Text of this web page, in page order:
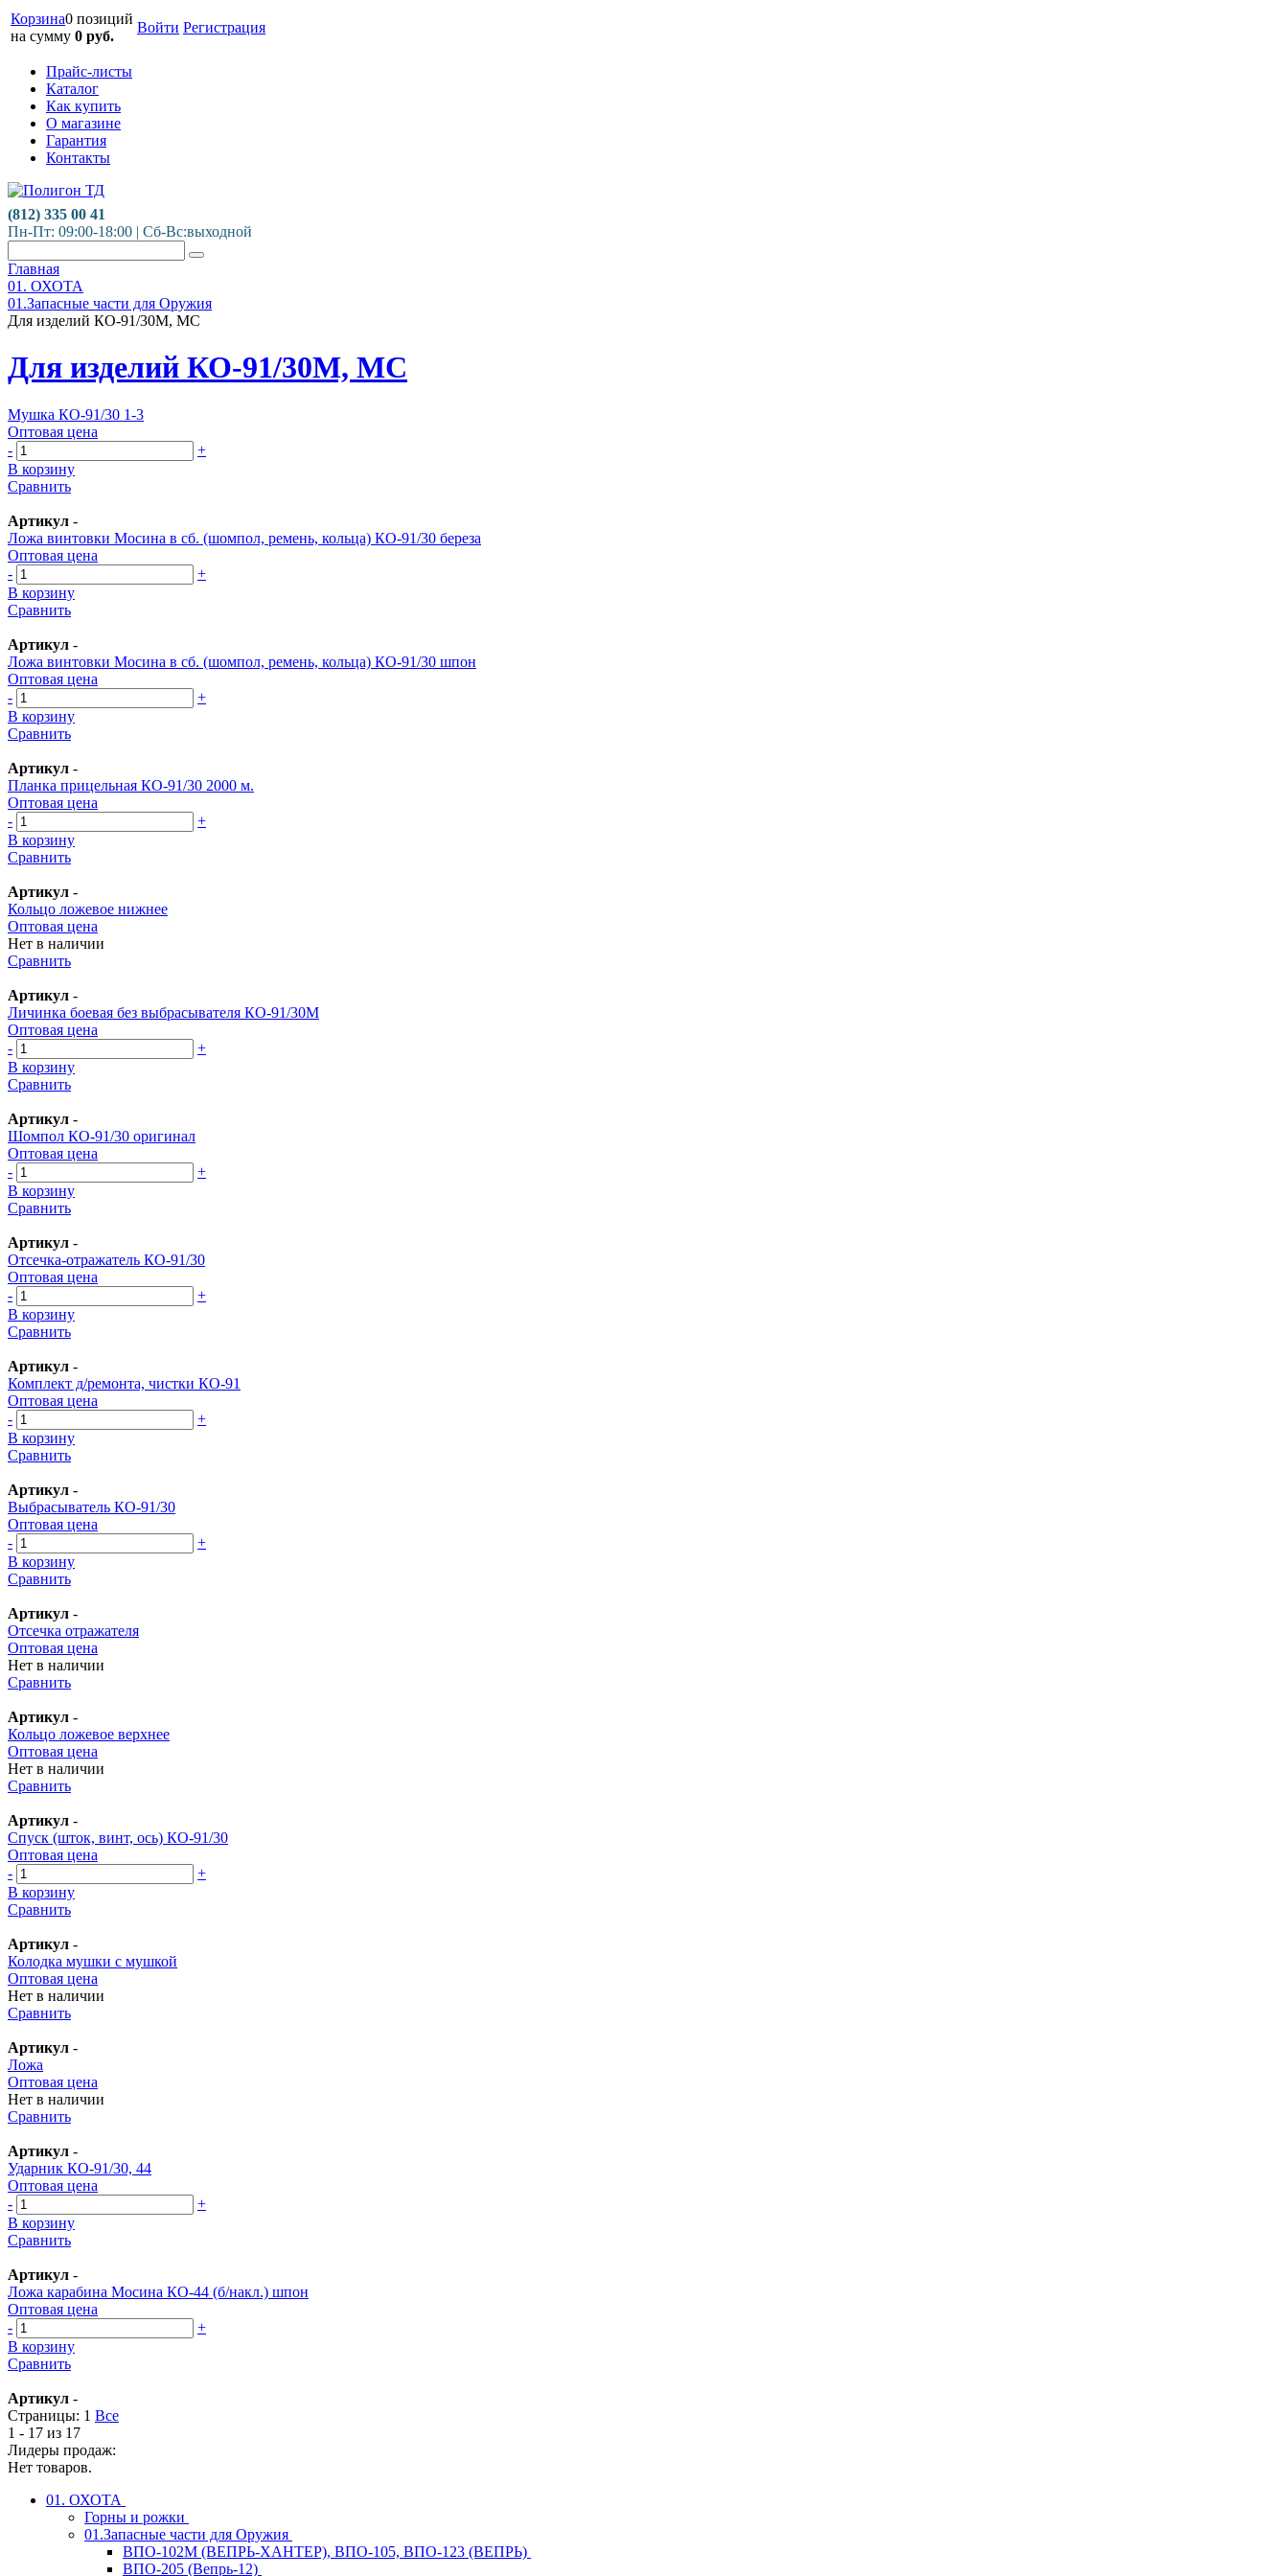
Корзина0 позиций
на сумму 0 руб.
Войти Регистрация
Прайс-листы
Каталог
Как купить
О магазине
Гарантия
Контакты
(812) 335 00 41
Пн-Пт: 09:00-18:00 | Сб-Вс:выходной
Главная
01. ОХОТА
01.Запасные части для Оружия
Для изделий КО-91/30М, МС
Для изделий КО-91/30М, МС
Мушка КО-91/30 1-3
Оптовая цена
-
+
В корзину
Сравнить
Артикул -
Ложа винтовки Мосина в сб. (шомпол, ремень, кольца) КО-91/30 береза
Оптовая цена
-
+
В корзину
Сравнить
Артикул -
Ложа винтовки Мосина в сб. (шомпол, ремень, кольца) КО-91/30 шпон
Оптовая цена
-
+
В корзину
Сравнить
Артикул -
Планка прицельная КО-91/30 2000 м.
Оптовая цена
-
+
В корзину
Сравнить
Артикул -
Кольцо ложевое нижнее
Оптовая цена
Нет в наличии
Сравнить
Артикул -
Личинка боевая без выбрасывателя КО-91/30М
Оптовая цена
-
+
В корзину
Сравнить
Артикул -
Шомпол КО-91/30 оригинал
Оптовая цена
-
+
В корзину
Сравнить
Артикул -
Отсечка-отражатель КО-91/30
Оптовая цена
-
+
В корзину
Сравнить
Артикул -
Комплект д/ремонта, чистки КО-91
Оптовая цена
-
+
В корзину
Сравнить
Артикул -
Выбрасыватель КО-91/30
Оптовая цена
-
+
В корзину
Сравнить
Артикул -
Отсечка отражателя
Оптовая цена
Нет в наличии
Сравнить
Артикул -
Кольцо ложевое верхнее
Оптовая цена
Нет в наличии
Сравнить
Артикул -
Спуск (шток, винт, ось) КО-91/30
Оптовая цена
-
+
В корзину
Сравнить
Артикул -
Колодка мушки с мушкой
Оптовая цена
Нет в наличии
Сравнить
Артикул -
Ложа
Оптовая цена
Нет в наличии
Сравнить
Артикул -
Ударник КО-91/30, 44
Оптовая цена
-
+
В корзину
Сравнить
Артикул -
Ложа карабина Мосина КО-44 (б/накл.) шпон
Оптовая цена
-
+
В корзину
Сравнить
Артикул -
Страницы: 1 Все
1 - 17 из 17
Лидеры продаж:
Нет товаров.
01. ОХОТА
Горны и рожки
01.Запасные части для Оружия
ВПО-102М (ВЕПРЬ-ХАНТЕР), ВПО-105, ВПО-123 (ВЕПРЬ)
ВПО-205 (Вепрь-12)